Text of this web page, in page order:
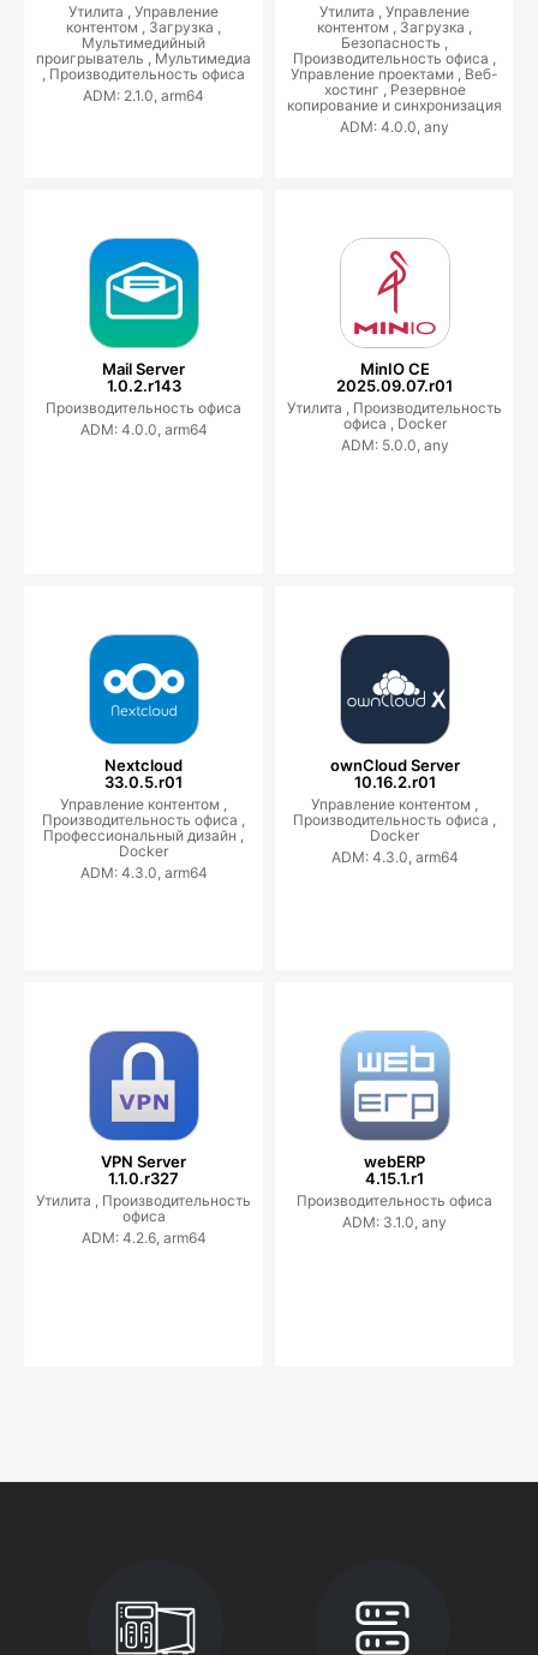
Утилита , Управление
контентом , Загрузка ,
Мультимедийный
проигрыватель , Мультимедиа
, Производительность офиса
ADM: 2.1.0, arm64
Утилита , Управление
контентом , Загрузка ,
Безопасность ,
Производительность офиса ,
Управление проектами , Веб-
хостинг ,Резервное
копирование и синхронизация
ADM: 4.0.0, any
Mail Server
1.0.2.r143
Производительность офиса
ADM: 4.0.0, arm64
MinIO CE
2025.09.07.r01
Утилита , Производительность
офиса , Docker
ADM: 5.0.0, any
Nextcloud
33.0.5.r01
Управление контентом ,
Производительность офиса ,
Профессиональный дизайн ,
Docker
ADM: 4.3.0, arm64
ownCloud Server
10.16.2.r01
Управление контентом ,
Производительность офиса ,
Docker
ADM: 4.3.0, arm64
VPN Server
1.1.0.r327
Утилита , Производительность
офиса
ADM: 4.2.6, arm64
webERP
4.15.1.r1
Производительность офиса
ADM: 3.1.0, any